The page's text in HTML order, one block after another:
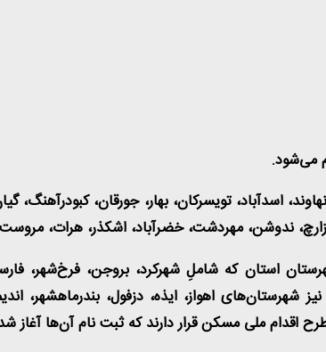
زارچ، ندوشن، مهردشت، خضرآباد، اشکذر، هرات،
طرح اقدام ملی مسکن در استان چهارمحال‌و‌بختیاری نیز در ۱۵ شهرستان استان
اهواز، ایذه، دزفول، بندرماهشهر،